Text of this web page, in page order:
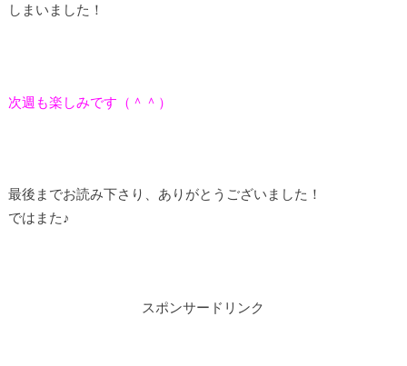
しまいました！
次週も楽しみです（＾＾）
最後までお読み下さり、ありがとうございました！
ではまた♪
スポンサードリンク